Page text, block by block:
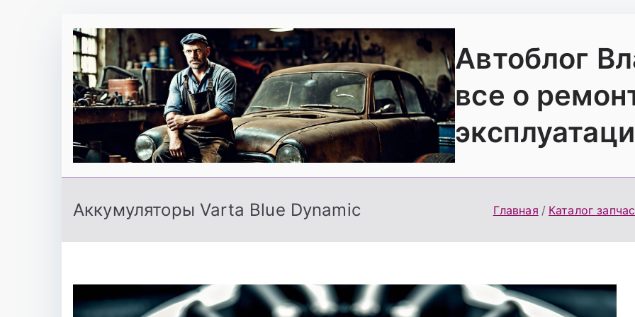
содержимому
Автоблог
все о
Аккумуляторы Varta Blue Dynamic Главная Каталог